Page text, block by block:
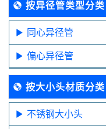
按异径管类型分类
同心异径管
偏心异径管
按大小头材质分类
不锈钢大小头